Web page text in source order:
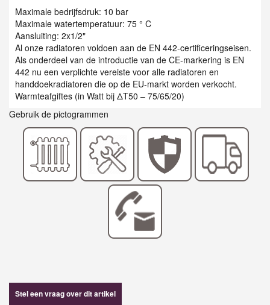
Maximale bedrijfsdruk: 10 bar
Maximale watertemperatuur: 75 ° C
Aansluiting: 2x1/2"
Al onze radiatoren voldoen aan de EN 442-certificeringseisen.
Als onderdeel van de introductie van de CE-markering is EN
442 nu een verplichte vereiste voor alle radiatoren en
handdoekradiatoren die op de EU-markt worden verkocht.
Warmteafgiftes (in Watt bij ΔT50 – 75/65/20)
Gebruik de pictogrammen
Stel een vraag over dit artikel